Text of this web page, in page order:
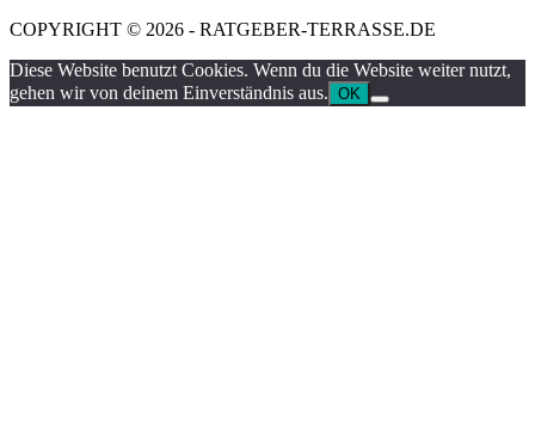
COPYRIGHT © 2026 - RATGEBER-TERRASSE.DE
Diese Website benutzt Cookies. Wenn du die Website weiter nutzt,
gehen wir von deinem Einverständnis aus. OK